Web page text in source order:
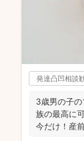
発達凸凹相談
3歳男の子
族の最高に
今だけ！産